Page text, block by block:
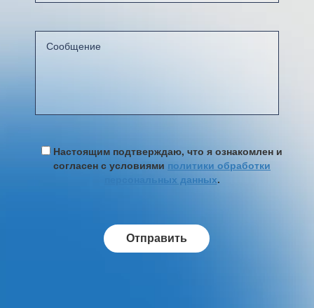
Настоящим подтверждаю, что я ознакомлен и
согласен с условиями политики обработки
персональных данных.